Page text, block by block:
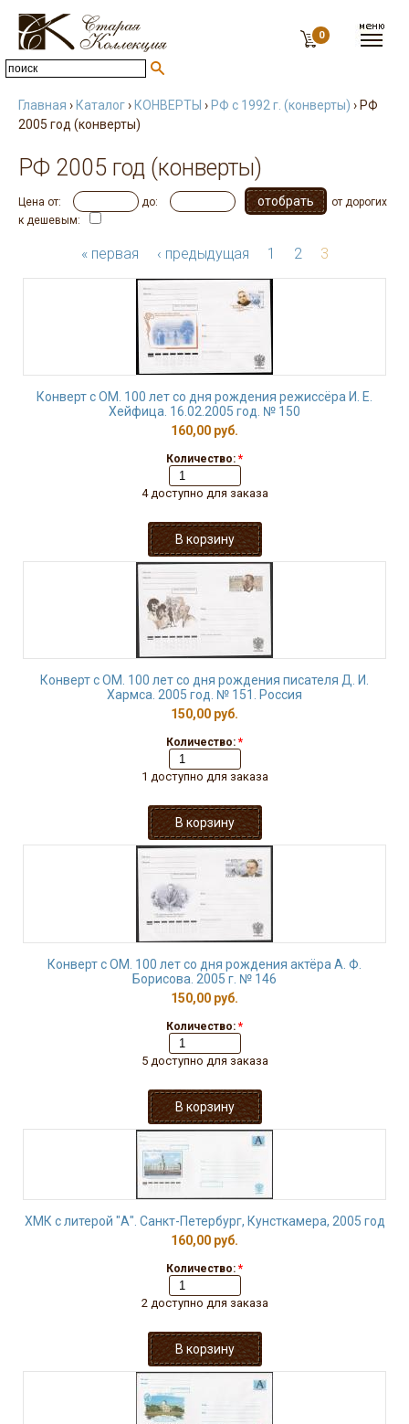
0
Главная › Каталог› КОНВЕРТЫ › РФ с 1992 г. (конверты) › РФ
2005 год (конверты)
РФ 2005 год (конверты)
Цена от: до:
от дорогих
к дешевым:
« первая ‹ предыдущая 1 2 3
Конверт с ОМ. 100 лет со дня рождения режиссёра И. Е.
Хейфица. 16.02.2005 год. № 150
160,00 руб.
Количество: *
4 доступно для заказа
Конверт с ОМ. 100 лет со дня рождения писателя Д. И.
Хармса. 2005 год. № 151. Россия
150,00 руб.
Количество: *
1 доступно для заказа
Конверт с ОМ. 100 лет со дня рождения актёра А. Ф.
Борисова. 2005 г. № 146
150,00 руб.
Количество: *
5 доступно для заказа
ХМК с литерой "А". Санкт-Петербург, Кунсткамера, 2005 год
160,00 руб.
Количество: *
2 доступно для заказа